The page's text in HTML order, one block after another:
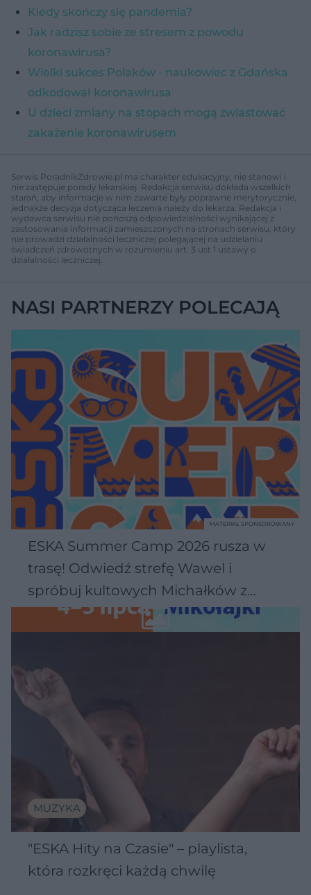
Kiedy skończy się pandemia?
Jak radzisz sobie ze stresem z powodu
koronawirusa?
Wielki sukces Polaków - naukowiec z Gdańska
odkodował koronawirusa
U dzieci zmiany na stopach mogą zwiastować
zakażenie koronawirusem
Serwis PoradnikZdrowie.pl ma charakter edukacyjny, nie stanowi i
nie zastępuje porady lekarskiej. Redakcja serwisu dokłada wszelkich
starań, aby informacje w nim zawarte były poprawne merytorycznie,
jednakże decyzja dotycząca leczenia należy do lekarza. Redakcja i
wydawca serwisu nie ponoszą odpowiedzialności wynikającej z
zastosowania informacji zamieszczonych na stronach serwisu, który
nie prowadzi działalności leczniczej polegającej na udzielaniu
świadczeń zdrowotnych w rozumieniu art. 3 ust 1 ustawy o
działalności leczniczej.
NASI PARTNERZY POLECAJĄ
ESKA Summer Camp 2026 rusza w
trasę! Odwiedź strefę Wawel i
spróbuj kultowych Michałków z
Wawelu
MATERIAŁ SPONSOROWANY
MUZYKA
"ESKA Hity na Czasie" – playlista,
która rozkręci każdą chwilę